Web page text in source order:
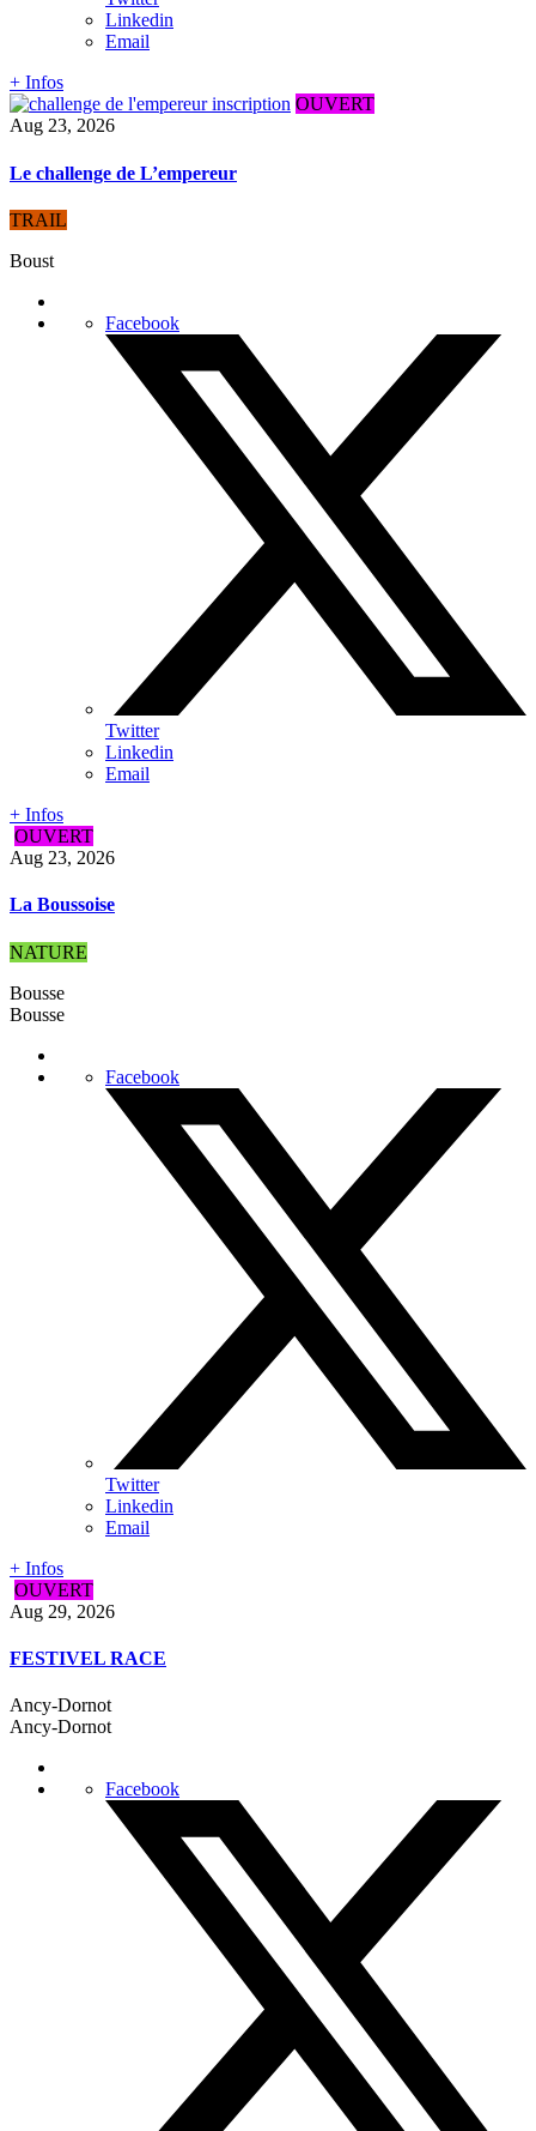
Linkedin
Email
+ Infos
OUVERT
Aug 23, 2026
Le challenge de L’empereur
TRAIL
Boust
Facebook
Twitter
Linkedin
Email
+ Infos
OUVERT
Aug 23, 2026
La Boussoise
NATURE
Bousse
Bousse
Facebook
Twitter
Linkedin
Email
+ Infos
OUVERT
Aug 29, 2026
FESTIVEL RACE
Ancy-Dornot
Ancy-Dornot
Facebook